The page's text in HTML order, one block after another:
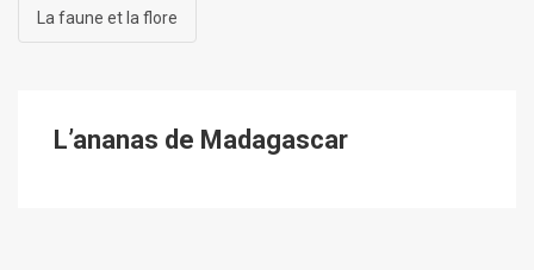
La faune et la flore
L’ananas de Madagascar